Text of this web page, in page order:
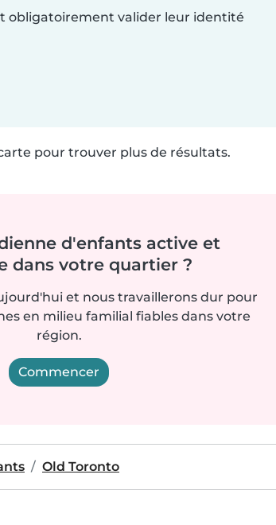
obligatoirement valider leur identité
pour trouver plus de résultats.
d'enfants active et
dans votre quartier ?
et nous travaillerons dur pour
en milieu familial fiables dans votre
région.
Commencer
Old Toronto